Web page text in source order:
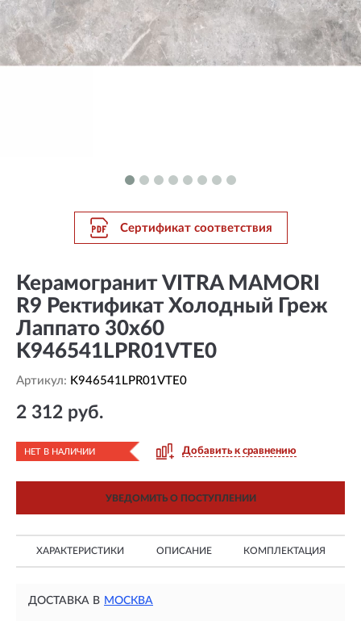
Сертификат соответствия
Керамогранит VITRA MAMORI
R9 Ректификат Холодный Греж
Лаппато 30x60
K946541LPR01VTE0
Артикул: K946541LPR01VTE0
2 312 руб.
НЕТ В НАЛИЧИИ Добавить к сравнению
УВЕДОМИТЬ О ПОСТУПЛЕНИИ
ХАРАКТЕРИСТИКИ ОПИСАНИЕ КОМПЛЕКТАЦИЯ
ДОСТАВКА В МОСКВА